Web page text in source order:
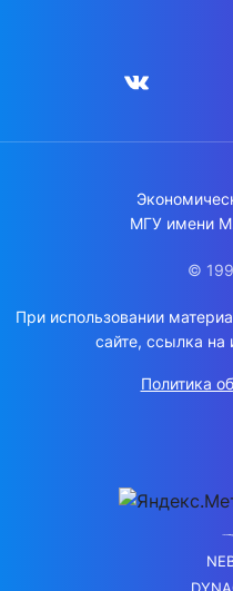
МГУ имени
©
При использовании
сайте, ссылка на
Политика